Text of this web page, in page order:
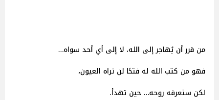
من قرر أن يُهاجر إلى الله، لا إلى أي أحد سواه…
فهو من كتب الله له فتحًا لن تراه العيون،
لكن ستعرفه روحه… حين تهدأ.